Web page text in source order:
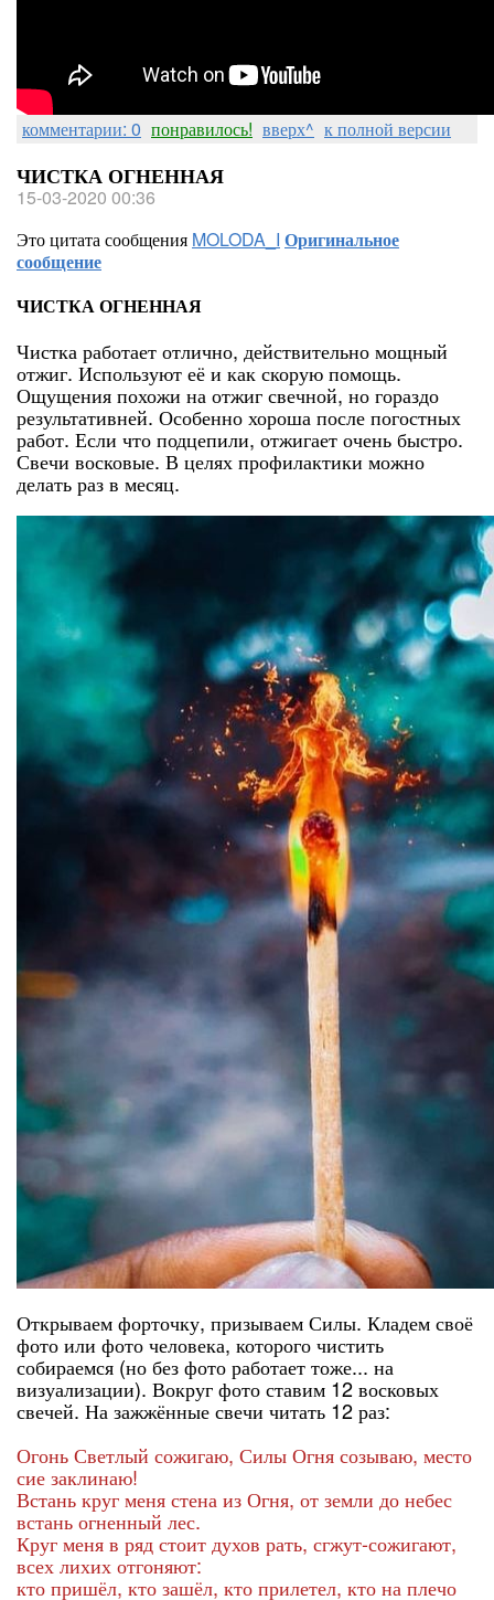
комментарии: 0 понравилось! вверх^ к полной версии
ЧИСТКА ОГНЕННАЯ
15-03-2020 00:36
Это цитата сообщения MOLODA_I Оригинальное
сообщение
ЧИСТКА ОГНЕННАЯ
Чистка работает отлично, действительно мощный
отжиг. Используют её и как скорую помощь.
Ощущения похожи на отжиг свечной, но гораздо
результативней. Особенно хороша после погостных
работ. Если что подцепили, отжигает очень быстро.
Свечи восковые. В целях профилактики можно
делать раз в месяц.
Открываем форточку, призываем Силы. Кладем своё
фото или фото человека, которого чистить
собираемся (но без фото работает тоже... на
визуализации). Вокруг фото ставим 12 восковых
свечей. На зажжённые свечи читать 12 раз:
Огонь Светлый сожигаю, Силы Огня созываю, место
сие заклинаю!
Встань круг меня стена из Огня, от земли до небес
встань огненный лес.
Круг меня в ряд стоит духов рать, сгжут-сожигают,
всех лихих отгоняют:
кто пришёл, кто зашёл, кто прилетел, кто на плечо